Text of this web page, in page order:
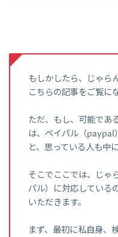
もしかしたら、じゃら
こちらの記事をご覧に
ただ、もし、可能であ
は、ペイパル（paypal
と、思っている人も中
そこでここでは、じゃ
パル）に対応している
いただきます。
まず、最初に私自身、